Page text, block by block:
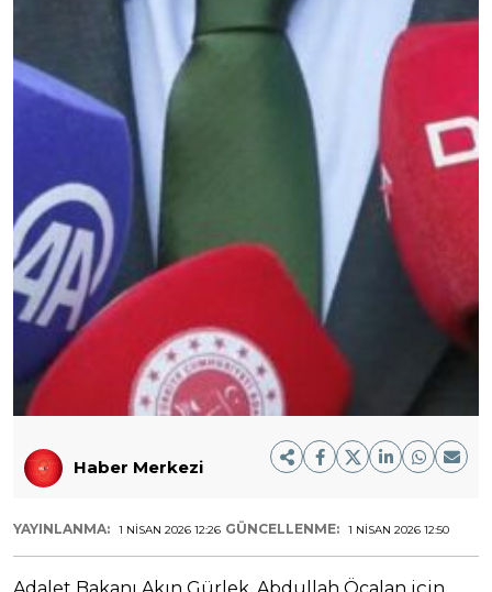
Haber Merkezi
YAYINLANMA: 1 NISAN 2026 12:26 GÜNCELLENME: 1 NISAN 2026 12:50